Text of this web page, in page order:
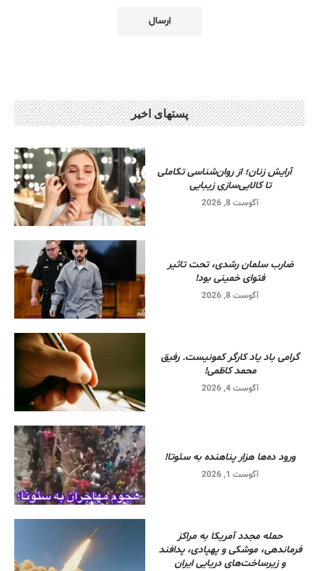
پستهای اخیر
آرایش زنان؛ از روان‌شناسی تکاملی
تا کالایی‌سازی زیبایی
آگوست 8, 2026
ضارب سلمان رشدی، تحت تاثیر
فتوای خمینی بود!
آگوست 8, 2026
گرامی باد یاد کارگر کمونیست. رفیق
محمد کاظمی!
آگوست 4, 2026
ورود ده‌ها هزار پناهنده به سئوتا!
آگوست 1, 2026
حمله مجدد آمریکا به مراکز
فرماندهی، موشکی و پهپادی، پدافند
و زیرساخت‌های دریایی ایران